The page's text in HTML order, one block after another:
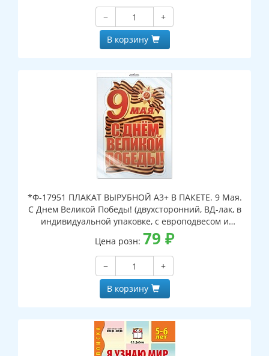
−
+
В корзину
*Ф-17951 ПЛАКАТ ВЫРУБНОЙ А3+ В ПАКЕТЕ. 9 Мая.
С Днем Великой Победы! (двухсторонний, ВД-лак, в
индивидуальной упаковке, с европодвесом и
клеевым клапаном)
Цена розн: 79 ₽
−
+
В корзину